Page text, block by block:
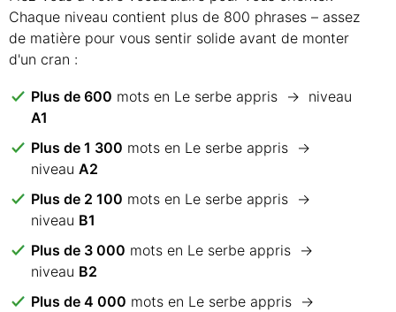
Chaque niveau contient plus de 800 phrases – assez
de matière pour vous sentir solide avant de monter
d'un cran :
Plus de 600 mots en Le serbe appris → niveau
A1
Plus de 1 300 mots en Le serbe appris →
niveau A2
Plus de 2 100 mots en Le serbe appris →
niveau B1
Plus de 3 000 mots en Le serbe appris →
niveau B2
Plus de 4 000 mots en Le serbe appris →